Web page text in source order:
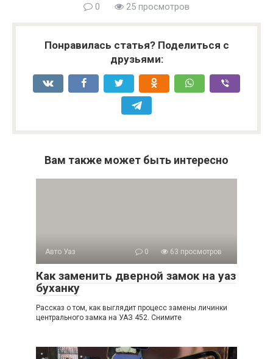
0 25 просмотров
Понравилась статья? Поделиться с
друзьями:
Вам также может быть интересно
Авто Уаз 0 63 просмотров
Как заменить дверной замок на уаз
буханку
Рассказ о том, как выглядит процесс замены личинки
центрального замка на УАЗ 452. Снимите